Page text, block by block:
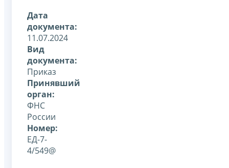
Дата
документа:
11.07.2024
Вид
документа:
Приказ
Принявший
орган:
ФНС
России
Номер:
ЕД-7-
4/549@